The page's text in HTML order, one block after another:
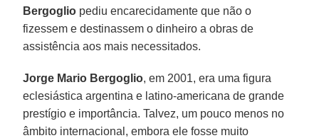
Bergoglio pediu encarecidamente que não o
fizessem e destinassem o dinheiro a obras de
assistência aos mais necessitados.
Jorge Mario Bergoglio, em 2001, era uma figura
eclesiástica argentina e latino-americana de grande
prestígio e importância. Talvez, um pouco menos no
âmbito internacional, embora ele fosse muito